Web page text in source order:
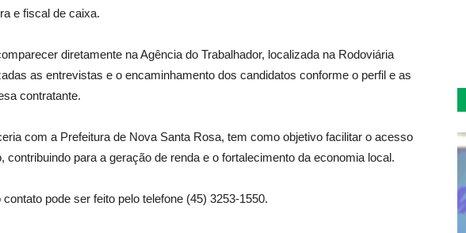
e fiscal de caixa.
diretamente na Agência do Trabalhador, localizada na Rodoviária
as entrevistas e o encaminhamento dos candidatos conforme o perfil e as
contratante.
com a Prefeitura de Nova Santa Rosa, tem como objetivo facilitar o acesso
contribuindo para a geração de renda e o fortalecimento da economia local.
pode ser feito pelo telefone (45) 3253-1550.